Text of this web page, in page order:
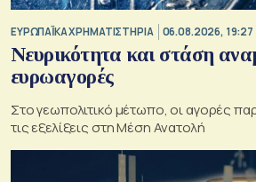
ΕΥΡΩΠΑΪΚΑ ΧΡΗΜΑΤΙΣΤΗΡΙΑ 06.08.2026, 19:27
Νευρικότητα και στάση
ευρωαγορές
Στο γεωπολιτικό μέτωπο, οι αγορές
τις εξελίξεις στη Μέση Ανατολή